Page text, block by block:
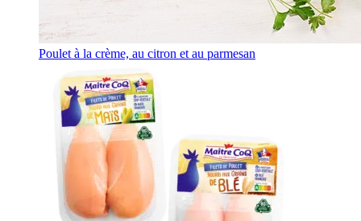
Poulet à la crème, au citron et au parmesan